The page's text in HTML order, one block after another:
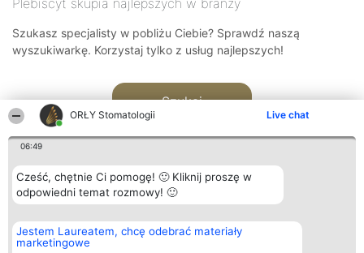
ORŁY Stomatologii Live chat
06:49
Cześć, chętnie Ci pomogę! 🙂 Kliknij proszę w
odpowiedni temat rozmowy! 🙂
Jestem Laureatem, chcę odebrać materiały
marketingowe
Plebiscyt skupia najlepszych w branży
Szukasz specjalisty w pobliżu Ciebie? Sprawdź naszą
wyszukiwarkę. Korzystaj tylko z usług najlepszych!
Szukaj
Organizator plebiscytu
Bright Side Solutions sp. z o.
o. sp. k.
Plebiscyt
Laureaci
Kontakt
Kontakt